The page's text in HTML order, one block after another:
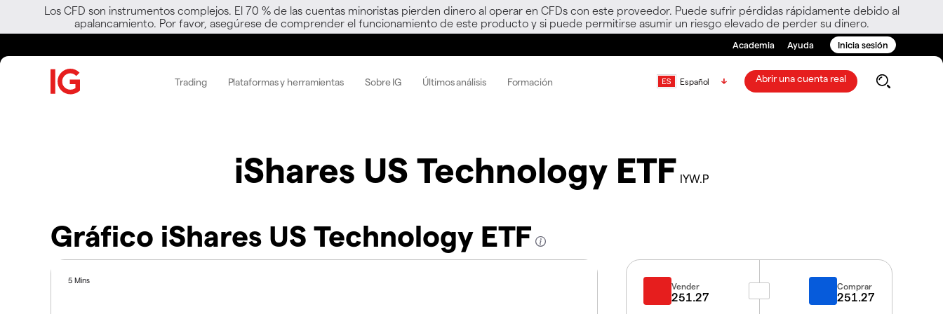
Los CFD son instrumentos complejos. El 70 % de las cuentas minoristas pierden dinero al operar en CFDs con este proveedor. Puede sufrir pérdidas rápidamente debido al
apalancamiento. Por favor, asegúrese de comprender el funcionamiento de este producto y si puede permitirse asumir un riesgo elevado de perder su dinero.
Academia Ayuda Inicia sesión
Trading Plataformas y herramientas Sobre IG Últimos análisis Formación Español Abrir una cuenta real
iShares US Technology ETF IYW.P
Gráfico iShares US Technology ETF
5 Mins
Vender
251.27
Comprar
251.27